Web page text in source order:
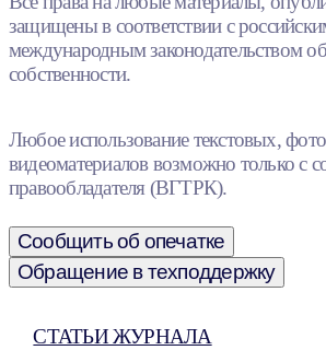
защищены в соответствии с
международным законодательством
собственности.
Любое использование текстовых,
видеоматериалов возможно только с
правообладателя (ВГТРК).
Сообщить об опечатке
Обращение в техподдержку
СТАТЬИ ЖУРНАЛА